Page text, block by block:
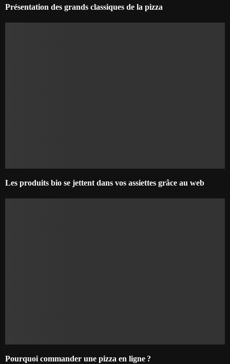
Présentation des grands classiques de la pizza
Les produits bio se jettent dans vos assiettes grâce au web
Pourquoi commander une pizza en ligne ?